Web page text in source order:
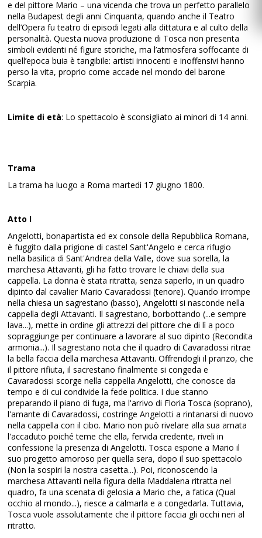
e del pittore Mario – una vicenda che trova un perfetto parallelo
nella Budapest degli anni Cinquanta, quando anche il Teatro
dell’Opera fu teatro di episodi legati alla dittatura e al culto della
personalità. Questa nuova produzione di Tosca non presenta
simboli evidenti né figure storiche, ma l’atmosfera soffocante di
quell’epoca buia è tangibile: artisti innocenti e inoffensivi hanno
perso la vita, proprio come accade nel mondo del barone
Scarpia.
Limite di età: Lo spettacolo è sconsigliato ai minori di 14 anni.
Trama
La trama ha luogo a Roma martedì 17 giugno 1800.
Atto I
Angelotti, bonapartista ed ex console della Repubblica Romana,
è fuggito dalla prigione di castel Sant'Angelo e cerca rifugio
nella basilica di Sant'Andrea della Valle, dove sua sorella, la
marchesa Attavanti, gli ha fatto trovare le chiavi della sua
cappella. La donna è stata ritratta, senza saperlo, in un quadro
dipinto dal cavalier Mario Cavaradossi (tenore). Quando irrompe
nella chiesa un sagrestano (basso), Angelotti si nasconde nella
cappella degli Attavanti. Il sagrestano, borbottando (...e sempre
lava...), mette in ordine gli attrezzi del pittore che di lì a poco
sopraggiunge per continuare a lavorare al suo dipinto (Recondita
armonia...). Il sagrestano nota che il quadro di Cavaradossi ritrae
la bella faccia della marchesa Attavanti. Offrendogli il pranzo, che
il pittore rifiuta, il sacrestano finalmente si congeda e
Cavaradossi scorge nella cappella Angelotti, che conosce da
tempo e di cui condivide la fede politica. I due stanno
preparando il piano di fuga, ma l'arrivo di Floria Tosca (soprano),
l'amante di Cavaradossi, costringe Angelotti a rintanarsi di nuovo
nella cappella con il cibo. Mario non può rivelare alla sua amata
l'accaduto poiché teme che ella, fervida credente, riveli in
confessione la presenza di Angelotti. Tosca espone a Mario il
suo progetto amoroso per quella sera, dopo il suo spettacolo
(Non la sospiri la nostra casetta...). Poi, riconoscendo la
marchesa Attavanti nella figura della Maddalena ritratta nel
quadro, fa una scenata di gelosia a Mario che, a fatica (Qual
occhio al mondo...), riesce a calmarla e a congedarla. Tuttavia,
Tosca vuole assolutamente che il pittore faccia gli occhi neri al
ritratto.